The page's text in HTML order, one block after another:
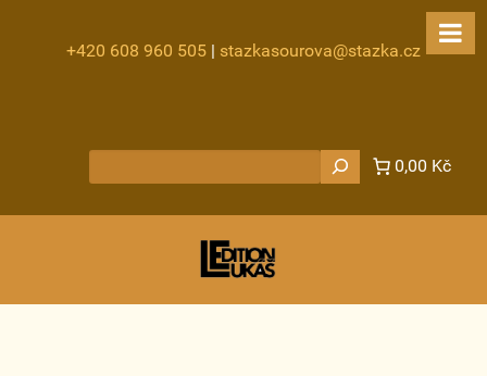
+420 608 960 505 | stazkasourova@stazka.cz
0,00 Kč